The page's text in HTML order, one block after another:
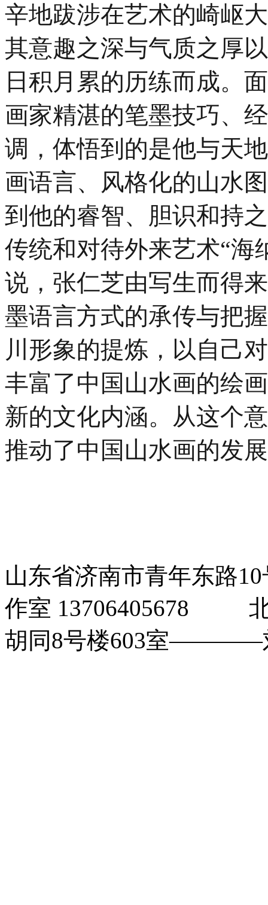
辛地跋涉在艺术的崎岖
其意趣之深与气质之厚
日积月累的历练而成。
画家精湛的笔墨技巧、
调，体悟到的是他与天
画语言、风格化的山水
到他的睿智、胆识和持
传统和对待外来艺术“海
说，张仁芝由写生而得
墨语言方式的承传与把
川形象的提炼，以自己
丰富了中国山水画的绘
新的文化内涵。从这个
推动了中国山水画的发
山东省济南市青年东路
作室 13706405678 北
胡同8号楼603室――――